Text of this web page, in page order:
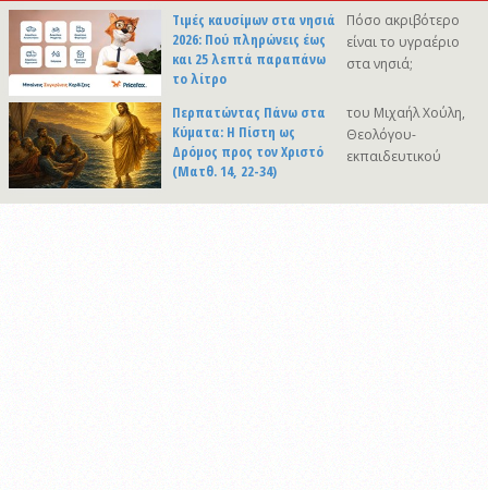
Τιμές καυσίμων στα νησιά
2026: Πού πληρώνεις έως
και 25 λεπτά παραπάνω
το λίτρο
Πόσο ακριβότερο
είναι το υγραέριο
στα νησιά;
Περπατώντας Πάνω στα
Κύματα: Η Πίστη ως
Δρόμος προς τον Χριστό
(Ματθ. 14, 22-34)
του Μιχαήλ Χούλη,
Θεολόγου-
εκπαιδευτικού